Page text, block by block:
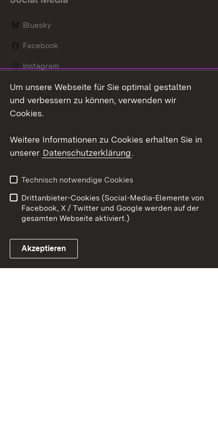
Bluesky
Facebook
Instagram
LinkedIn
Link zum Landesportal
Datenschutz
Barrierefreiheit
Impressum
Cookies
Um unsere Webseite für Sie optimal gestalten
und verbessern zu können, verwenden wir
Cookies.
Weitere Informationen zu Cookies erhalten Sie in
unserer Datenschutzerklärung.
Technisch notwendige Cookies
Drittanbieter-Cookies (Social-Media-Elemente von
Facebook, X / Twitter und Google werden auf der
gesamten Webseite aktiviert.)
Akzeptieren